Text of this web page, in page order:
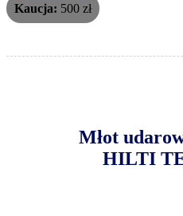
Kaucja: 500 zł
Młot
HILTI